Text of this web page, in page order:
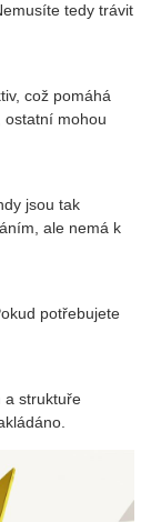
tedy trávit
což pomáhá
ostatní mohou
jsou tak
ale nemá k
potřebujete
a struktuře